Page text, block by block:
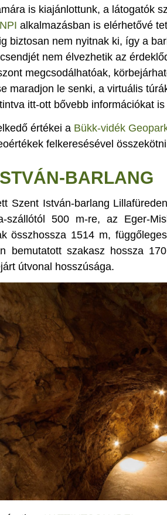
is kiajánlottunk, a látogatók
alkalmazásban is elérhetővé
biztosan nem nyitnak ki, így a
nem élvezhetik az
megcsodálhatóak,
maradjon le senki, a virtuális
itt-ott bővebb információkat
értékei a Bükk-vidék
felkeresésével
BARLANG
Szent István-barlang
szállótól 500 m-re, az Eger-
összhossza 1514 m,
bemutatott szakasz hossza
útvonal hosszúsága.